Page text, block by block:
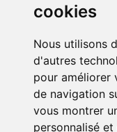
cookies
Nous utilisons
d'autres
pour améliorer
de navigation
vous montrer
personnalisé
60.00€
Veste Ace One Piece